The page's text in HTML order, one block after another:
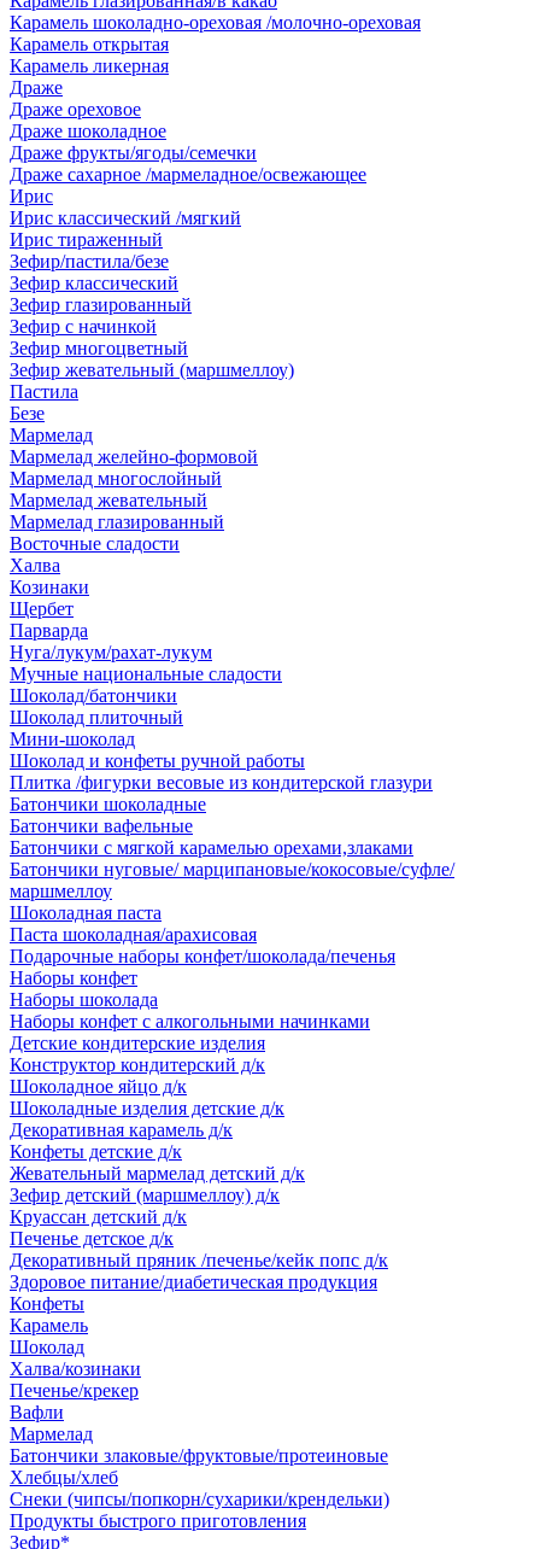
Карамель шоколадно-ореховая /молочно-ореховая
Карамель открытая
Карамель ликерная
Драже
Драже ореховое
Драже шоколадное
Драже фрукты/ягоды/семечки
Драже сахарное /мармеладное/освежающее
Ирис
Ирис классический /мягкий
Ирис тираженный
Зефир/пастила/безе
Зефир классический
Зефир глазированный
Зефир с начинкой
Зефир многоцветный
Зефир жевательный (маршмеллоу)
Пастила
Безе
Мармелад
Мармелад желейно-формовой
Мармелад многослойный
Мармелад жевательный
Мармелад глазированный
Восточные сладости
Халва
Козинаки
Щербет
Парварда
Нуга/лукум/рахат-лукум
Мучные национальные сладости
Шоколад/батончики
Шоколад плиточный
Мини-шоколад
Шоколад и конфеты ручной работы
Плитка /фигурки весовые из кондитерской глазури
Батончики шоколадные
Батончики вафельные
Батончики с мягкой карамелью орехами,злаками
Батончики нуговые/ марципановые/кокосовые/суфле/
маршмеллоу
Шоколадная паста
Паста шоколадная/арахисовая
Подарочные наборы конфет/шоколада/печенья
Наборы конфет
Наборы шоколада
Наборы конфет с алкогольными начинками
Детские кондитерские изделия
Конструктор кондитерский д/к
Шоколадное яйцо д/к
Шоколадные изделия детские д/к
Декоративная карамель д/к
Конфеты детские д/к
Жевательный мармелад детский д/к
Зефир детский (маршмеллоу) д/к
Круассан детский д/к
Печенье детское д/к
Декоративный пряник /печенье/кейк попс д/к
Здоровое питание/диабетическая продукция
Конфеты
Карамель
Шоколад
Халва/козинаки
Печенье/крекер
Вафли
Мармелад
Батончики злаковые/фруктовые/протеиновые
Хлебцы/хлеб
Снеки (чипсы/попкорн/сухарики/крендельки)
Продукты быстрого приготовления
Зефир*